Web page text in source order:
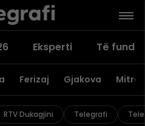
Eksperti Të fundit
Ferizaj Gjakova
RTV Dukagjini Telegrafi